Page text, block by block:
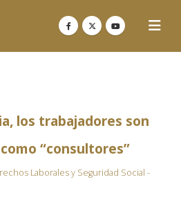
los trabajadores son
“consultores”
Laborales y Seguridad Social -